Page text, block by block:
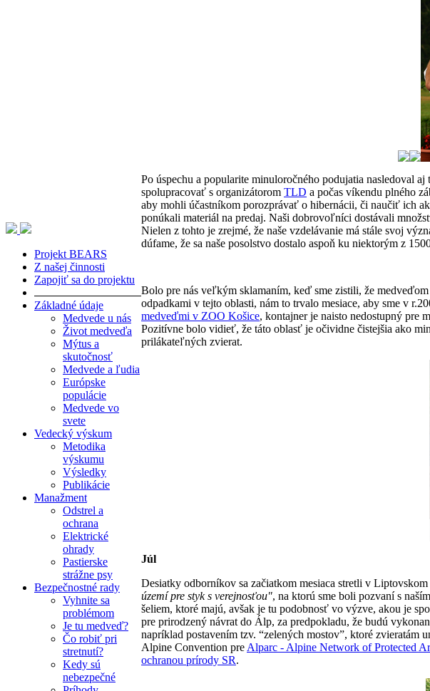
Projekt BEARS
Z našej činnosti
Zapojiť sa do projektu
Základné údaje
Medvede u nás
Život medveďa
Mýtus a
skutočnosť
Medvede a ľudia
Európske
populácie
Medvede vo
svete
Vedecký výskum
Metodika
výskumu
Výsledky
Publikácie
Manažment
Odstrel a
ochrana
Elektrické
ohrady
Pastierske
strážne psy
Bezpečnostné rady
Vyhnite sa
problémom
Je tu medveď?
Čo robiť pri
stretnutí?
Kedy sú
nebezpečné
Po úspechu a popularite minuloročného podujatia nasledoval aj
spolupracovať s organizátorom TLD a počas víkendu plného
aby mohli účastníkom porozprávať o hibernácii, či naučiť ich
ponúkali materiál na predaj. Naši dobrovoľníci dostávali
Nielen z tohto je zrejmé, že naše vzdelávanie má stále svoj
dúfame, že sa naše posolstvo dostalo aspoň ku niektorým z
Bolo pre nás veľkým sklamaním, keď sme zistili, že
odpadkami v tejto oblasti, nám to trvalo mesiace, aby sme v
medveďmi v ZOO Košice, kontajner je naisto nedostupný pre
Pozitívne bolo vidieť, že táto oblasť je očividne čistejšia ako
prilákateľných zvierat.
Júl
Desiatky odborníkov sa začiatkom mesiaca stretli v
území pre styk s verejnosťou", na ktorú sme boli pozvaní s
šeliem, ktoré majú, avšak je tu podobnosť vo výzve, akou je
pre prirodzený návrat do Álp, za predpokladu, že budú
napríklad postavením tzv. “zelených mostov”, ktoré zvieratám
Alpine Convention pre Alparc - Alpine Network of Protected
ochranou prírody SR.